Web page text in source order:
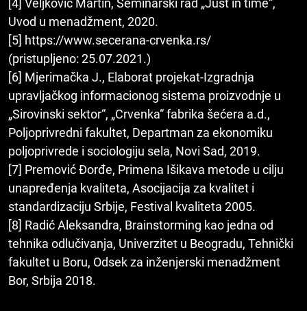
[4] Veljković Martin, Seminarski rad „Just in time“,
Uvod u menadžment, 2020.
[5] https://www.secerana-crvenka.rs/
(pristupljeno: 25.07.2021.)
[6] Mjerimačka J., Elaborat projekat-Izgradnja
upravljačkog informacionog sistema proizvodnje u
„Sirovinski sektor“, „Crvenka“ fabrika šećera a.d.,
Poljoprivredni fakultet, Departman za ekonomiku
poljoprivrede i sociologiju sela, Novi Sad, 2019.
[7] Premović Đorđe, Primena Išikava metode u cilju
unapređenja kvaliteta, Asocijacija za kvalitet i
standardizaciju Srbije, Festival kvaliteta 2005.
[8] Radić Aleksandra, Brainstorming kao jedna od
tehnika odlučivanja, Univerzitet u Beogradu, Tehnički
fakultet u Boru, Odsek za inženjerski menadžment
Bor, Srbija 2018.